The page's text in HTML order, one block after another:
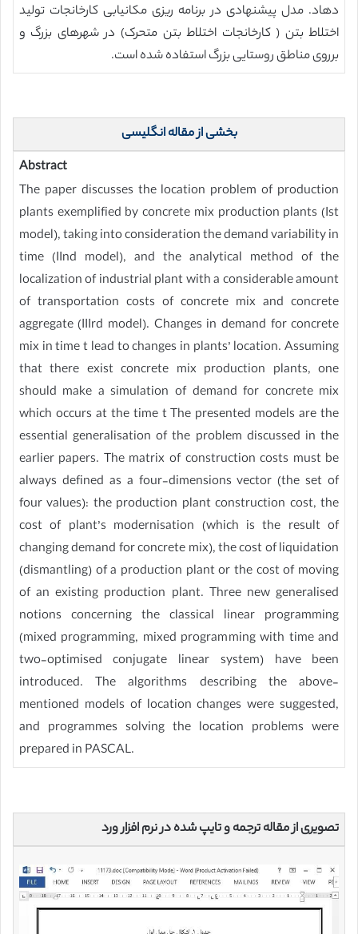
دهاد. مدل پیشنهادی در برنامه ریزی مکانیابی کارخانجات تولید
اختلاط بتن ( کارخانجات اختلاط بتن متحرک) در شهرهای بزرگ و
برروی مناطق روستایی بزرگ استفاده شده است.
بخشی از مقاله انگلیسی
Abstract
The paper discusses the location problem of production
plants exemplified by concrete mix production plants (Ist
model), taking into consideration the demand variability in
time (IInd model), and the analytical method of the
localization of industrial plant with a considerable amount
of transportation costs of concrete mix and concrete
aggregate (IIIrd model). Changes in demand for concrete
mix in time t lead to changes in plants’ location. Assuming
that there exist concrete mix production plants, one
should make a simulation of demand for concrete mix
which occurs at the time t The presented models are the
essential generalisation of the problem discussed in the
earlier papers. The matrix of construction costs must be
always defined as a four‐dimensions vector (the set of
four values): the production plant construction cost, the
cost of plant’s modernisation (which is the result of
changing demand for concrete mix), the cost of liquidation
(dismantling) of a production plant or the cost of moving
of an existing production plant. Three new generalised
notions concerning the classical linear programming
(mixed programming, mixed programming with time and
two‐optimised conjugate linear system) have been
introduced. The algorithms describing the above‐
mentioned models of location changes were suggested,
and programmes solving the location problems were
prepared in PASCAL.
تصویری از مقاله ترجمه و تایپ شده در نرم افزار ورد